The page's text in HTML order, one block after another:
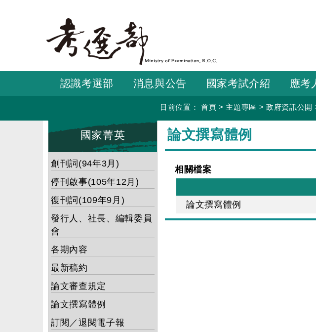
要
容
認識考選部 消息與公告 國家考試介紹 應考
目前位置： 首頁 > 主題專區 >政府資訊公開
國家菁英
創刊詞(94年3月)
停刊啟事(105年12月)
復刊詞(109年9月)
發行人、社長、編輯委員
會
各期內容
最新稿約
論文審查規定
論文撰寫體例
訂閱／退閱電子報
:::
論文撰寫體例
相關檔案
論文撰寫體例